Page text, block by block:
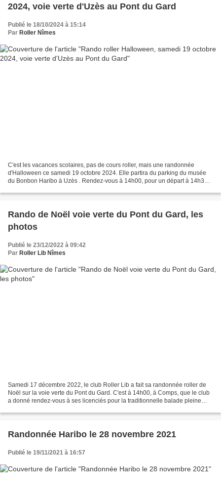
2024, voie verte d'Uzès au Pont du Gard
Publié le 18/10/2024 à 15:14
Par Roller Nîmes
C'est les vacances scolaires, pas de cours roller, mais une randonnée
d'Halloween ce samedi 19 octobre 2024. Elle partira du parking du musée
du Bonbon Haribo à Uzès . Rendez-vous à 14h00, pour un départ à 14h30,
Rando de Noël voie verte du Pont du Gard, les
photos
Publié le 23/12/2022 à 09:42
Par Roller Lib Nîmes
Samedi 17 décembre 2022, le club Roller Lib a fait sa randonnée roller de
Noël sur la voie verte du Pont du Gard. C'est à 14h00, à Comps, que le club
a donné rendez-vous à ses licenciés pour la traditionnelle balade pleine
Randonnée Haribo le 28 novembre 2021
Publié le 19/11/2021 à 16:57